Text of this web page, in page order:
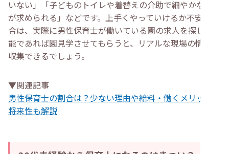
いない」「子どものトイレや着替えの介助で細やかな配慮
が求められる」などです。上手くやっていけるか不安な場
合は、実際に男性保育士が働いている園の求人を探し、可
能であれば園見学させてもらうと、リアルな現場の情報を
収集できるでしょう。
▼関連記事
男性保育士の割合は？少ない理由や給料・働くメリット・
将来性も解説